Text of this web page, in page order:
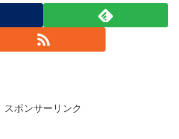
スポンサーリンク